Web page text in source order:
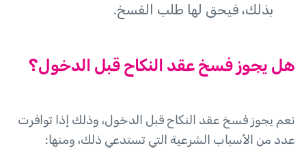
بذلك، فيحق لها طلب الفسخ.
هل يجوز فسخ عقد النكاح قبل الدخول؟
نعم يجوز فسخ عقد النكاح قبل الدخول، وذلك إذا توافرت
عدد من الأسباب الشرعية التي تستدعي ذلك، ومنها: